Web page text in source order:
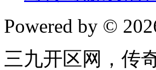
Powered by ©
三九开区网，传